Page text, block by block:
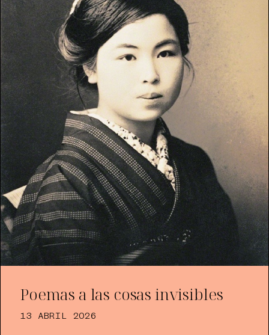
Poemas a las cosas invisibles
13 ABRIL 2026